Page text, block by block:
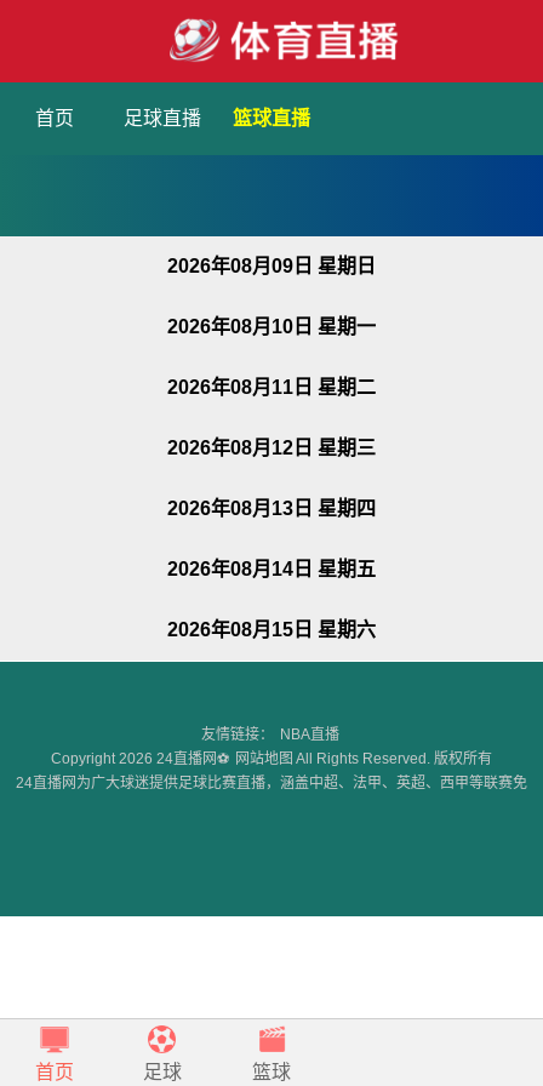
首页 足球直播 篮球直播
2026年08月09日 星期日
2026年08月10日 星期一
2026年08月11日 星期二
2026年08月12日 星期三
2026年08月13日 星期四
2026年08月14日 星期五
2026年08月15日 星期六
友情链接：
NBA直播
Copyright 2026 24直播网⚽ 网站地图 All Rights Reserved. 版权所有
24直播网为广大球迷提供足球比赛直播，涵盖中超、法甲、英超、西甲等联赛免
首页 足球 篮球